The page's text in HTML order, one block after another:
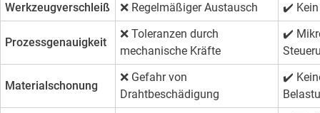
Werkzeugverschleiß
❌ Regelmäßiger Austausch ✔️
Prozessgenauigkeit
❌ Toleranzen durch
mechanische Kräfte
✔️
Materialschonung
❌ Gefahr von
Drahtbeschädigung
✔️